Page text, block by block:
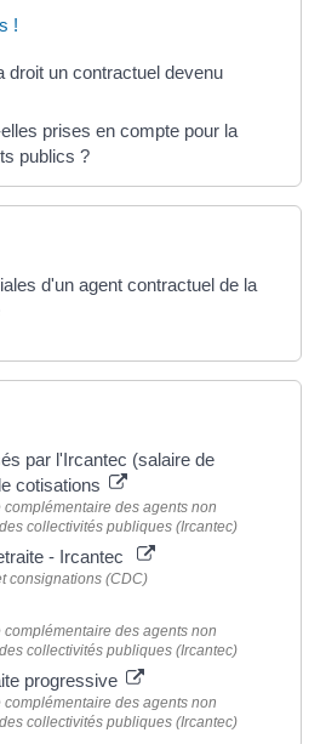
!
droit un contractuel devenu
prises en compte pour la
publics ?
d'un agent contractuel de la
par l'Ircantec (salaire de
cotisations
complémentaire des agents non
collectivités publiques (Ircantec)
- Ircantec
consignations (CDC)
complémentaire des agents non
collectivités publiques (Ircantec)
progressive
complémentaire des agents non
collectivités publiques (Ircantec)